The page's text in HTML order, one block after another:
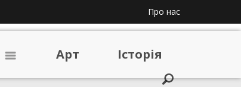
Про нас
Арт Iсторiя